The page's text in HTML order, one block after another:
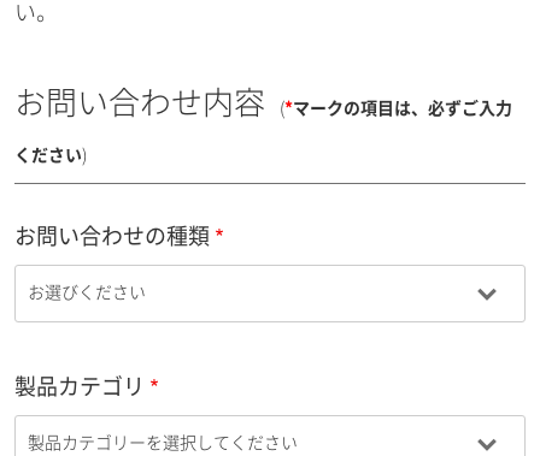
い。
お問い合わせ内容 (*マークの項目は、必ずご入力
ください)
お問い合わせの種類
製品カテゴリ